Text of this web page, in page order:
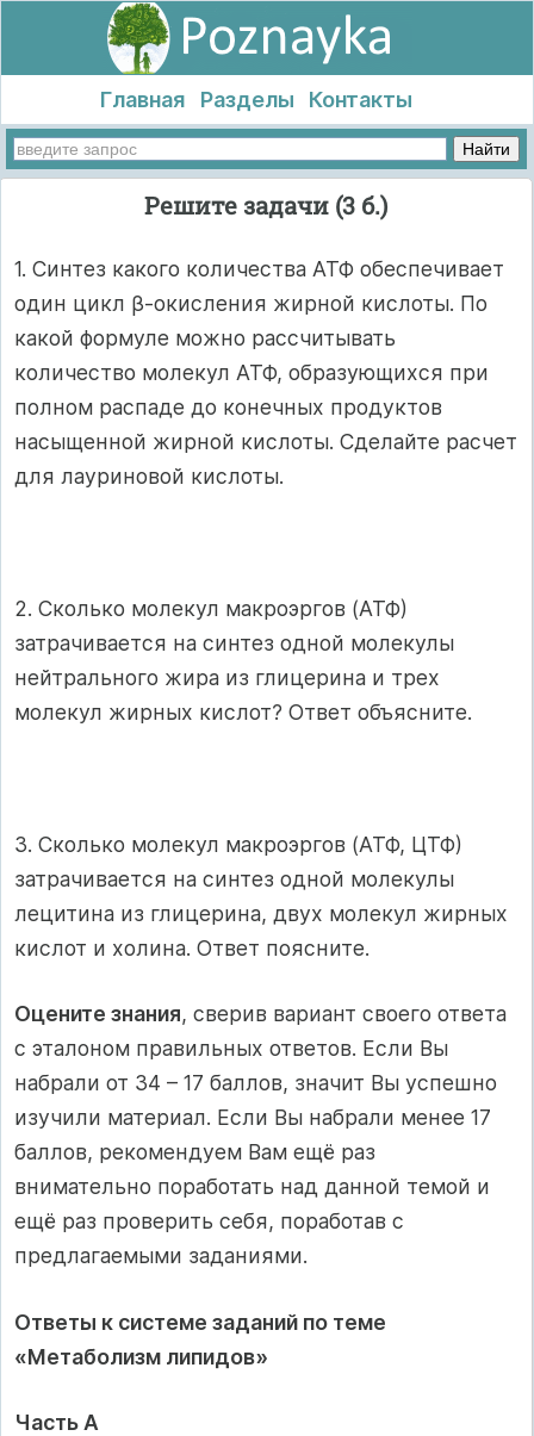
Главная Разделы Контакты
Решите задачи (3 б.)
1. Синтез какого количества АТФ обеспечивает
один цикл β-окисления жирной кислоты. По
какой формуле можно рассчитывать
количество молекул АТФ, образующихся при
полном распаде до конечных продуктов
насыщенной жирной кислоты. Сделайте расчет
для лауриновой кислоты.
2. Сколько молекул макроэргов (АТФ)
затрачивается на синтез одной молекулы
нейтрального жира из глицерина и трех
молекул жирных кислот? Ответ объясните.
3. Сколько молекул макроэргов (АТФ, ЦТФ)
затрачивается на синтез одной молекулы
лецитина из глицерина, двух молекул жирных
кислот и холина. Ответ поясните.
Оцените знания, сверив вариант своего ответа
с эталоном правильных ответов. Если Вы
набрали от 34 – 17 баллов, значит Вы успешно
изучили материал. Если Вы набрали менее 17
баллов, рекомендуем Вам ещё раз
внимательно поработать над данной темой и
ещё раз проверить себя, поработав с
предлагаемыми заданиями.
Ответы к системе заданий по теме
«Метаболизм липидов»
Часть А